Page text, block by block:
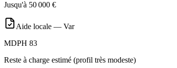
Jusqu'à 50 000 €
Aide locale — Var
MDPH 83
Reste à charge estimé (profil très modeste)